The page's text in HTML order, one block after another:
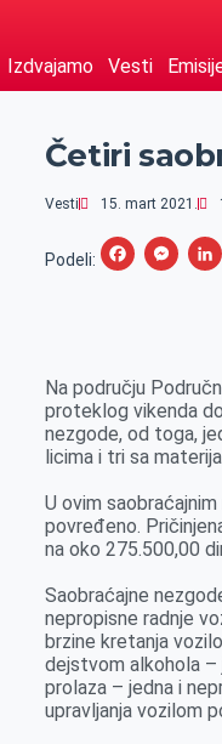
Izdvajamo Vesti
Četiri
Vesti 15. mart 2021.
Podeli:
F
b
o
o
k
M
e
n
g
e
r
Na području
proteklog vikenda
nezgode, od toga,
licima i tri sa
U ovim
povređeno.
na oko 275.500,00
Saobraćajne
nepropisne radnje
brzine kretanja
dejstvom alkohola –
prolaza – jedna i
upravljanja vozilom